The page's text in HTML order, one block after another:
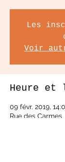
Les
Voir
Heure et
09 févr. 2019,
Rue des